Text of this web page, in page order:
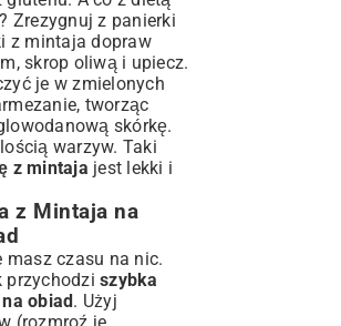
Zrezygnuj z panierki
z mintaja dopraw
skrop oliwą i upiecz.
je w zmielonych
tworząc
skórkę.
warzyw. Taki
z mintaja jest lekki i
z Mintaja na
masz czasu na nic.
przychodzi szybka
obiad. Użyj